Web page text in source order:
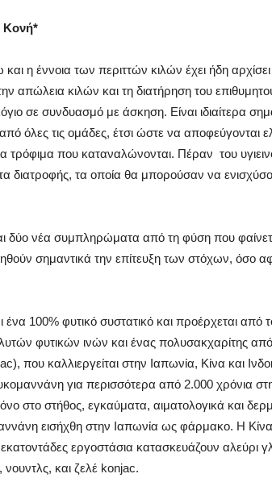
Κονή*
και η έννοια των περιττών κιλών έχει ήδη
απώλεια κιλών και τη διατήρηση του
σε συνδυασμό με άσκηση. Είναι ιδιαίτερα
όλες τις ομάδες, έτσι ώστε να αποφεύγονται
τρόφιμα που καταναλώνονται. Πέραν του
διατροφής, τα οποία θα μπορούσαν να
δύο νέα συμπληρώματα από τη φύση που
σημαντικά την επίτευξη των στόχων, όσο
ένα 100% φυτικό συστατικό και προέρχεται από
φυτικών ινών και ένας πολυσακχαρίτης από
που καλλιεργείται στην Ιαπωνία, Κίνα και
για περισσότερα από 2.000 χρόνια
στο στήθος, εγκαύματα, αιματολογικά και
εισήχθη στην Ιαπωνία ως φάρμακο. Η
εργοστάσια κατασκευάζουν αλεύρι
και ζελέ konjac.